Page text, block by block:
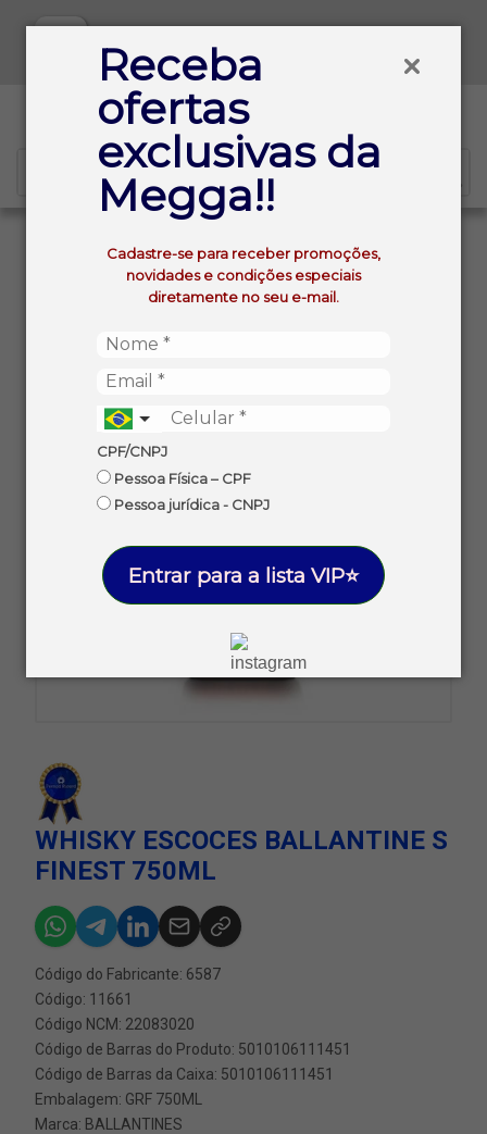
Receba
ofertas
exclusivas da
Megga!!
Cadastre-se para receber promoções,
novidades e condições especiais
diretamente no seu e-mail.
CPF/CNPJ
Pessoa Física – CPF
Pessoa jurídica - CNPJ
Entrar para a lista VIP⭐
WHISKY ESCOCES BALLANTINE S FINEST 750ML
WHISKY ESCOCES BALLANTINE S
FINEST 750ML
Código do Fabricante: 6587
Código: 11661
Código NCM: 22083020
Código de Barras do Produto: 5010106111451
Código de Barras da Caixa: 5010106111451
Embalagem: GRF 750ML
Marca: BALLANTINES